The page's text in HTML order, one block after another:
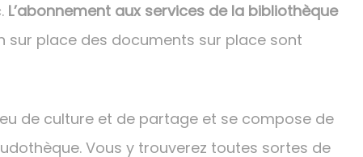
L’abonnement aux services de la bibliothèque
sur place des documents sur place sont
de culture et de partage et se compose de
Vous y trouverez toutes sortes de